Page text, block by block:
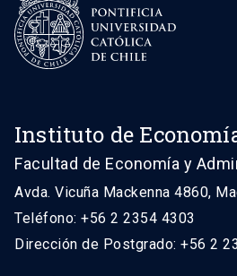
Instituto de
Facultad de Economía y
Avda. Vicuña Mackenna 4860,
Teléfono: +56 2 2354 4303
Dirección de Postgrado: +56 2